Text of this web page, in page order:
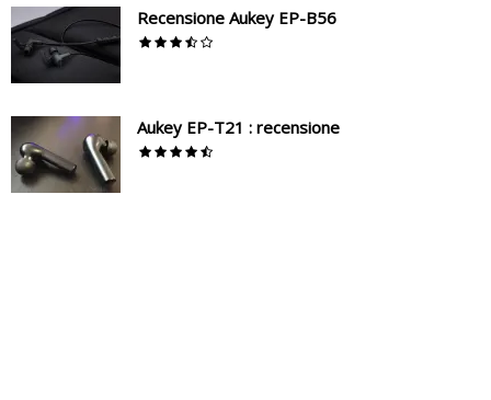
Recensione Aukey EP-B56
Aukey EP-T21 : recensione